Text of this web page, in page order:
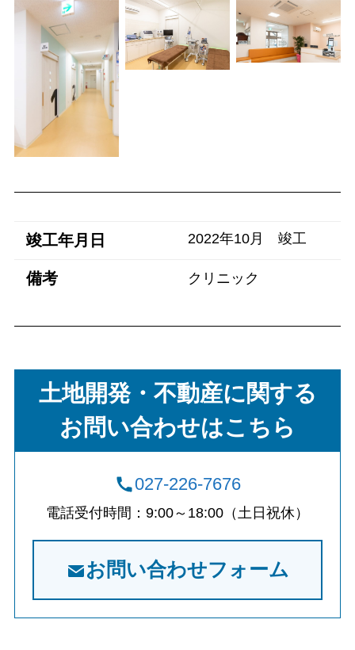
竣工年月日 2022年10月 竣工
備考 クリニック
土地開発・不動産に関する
お問い合わせはこちら
027-226-7676
電話受付時間：9:00～18:00（土日祝休）
お問い合わせフォーム